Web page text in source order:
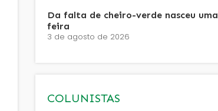
Da falta de cheiro-verde nasceu uma
feira
3 de agosto de 2026
COLUNISTAS